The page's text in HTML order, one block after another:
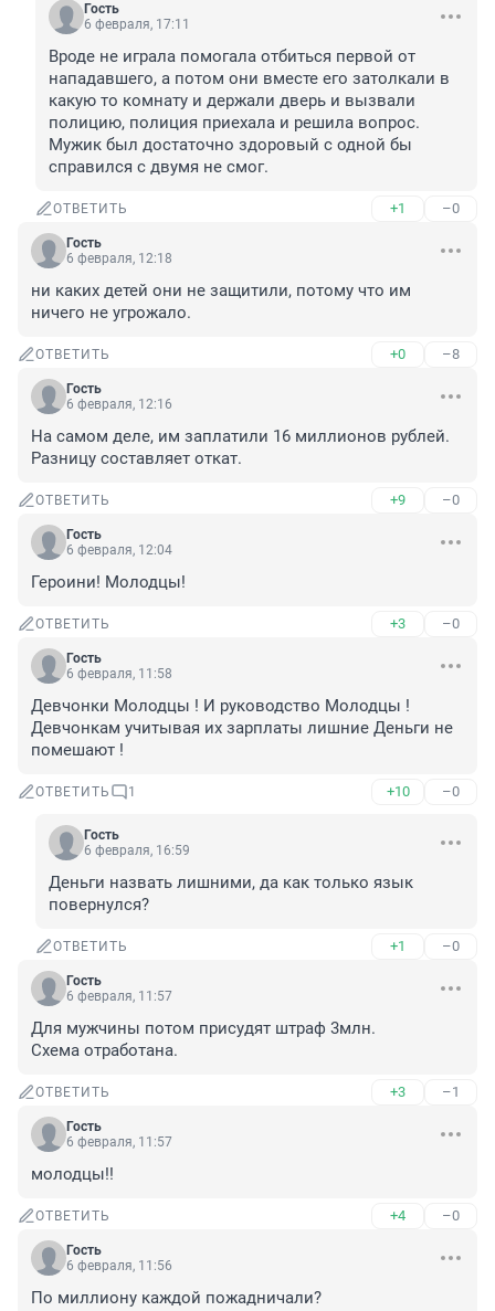
Гость
6 февраля, 17:11
Вроде не играла помогала отбиться первой от
нападавшего, а потом они вместе его затолкали в
какую то комнату и держали дверь и вызвали
полицию, полиция приехала и решила вопрос.
Мужик был достаточно здоровый с одной бы
справился с двумя не смог.
ОТВЕТИТЬ +1 –0
Гость
6 февраля, 12:18
ни каких детей они не защитили, потому что им
ничего не угрожало.
ОТВЕТИТЬ +0 –8
Гость
6 февраля, 12:16
На самом деле, им заплатили 16 миллионов рублей.
Разницу составляет откат.
ОТВЕТИТЬ +9 –0
Гость
6 февраля, 12:04
Героини! Молодцы!
ОТВЕТИТЬ +3 –0
Гость
6 февраля, 11:58
Девчонки Молодцы ! И руководство Молодцы !
Девчонкам учитывая их зарплаты лишние Деньги не
помешают !
ОТВЕТИТЬ 1 +10 –0
Гость
6 февраля, 16:59
Деньги назвать лишними, да как только язык
повернулся?
ОТВЕТИТЬ +1 –0
Гость
6 февраля, 11:57
Для мужчины потом присудят штраф 3млн.
Схема отработана.
ОТВЕТИТЬ +3 –1
Гость
6 февраля, 11:57
молодцы!!
ОТВЕТИТЬ +4 –0
Гость
6 февраля, 11:56
По миллиону каждой пожадничали?